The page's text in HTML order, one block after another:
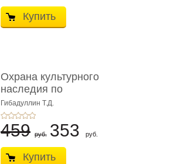
Купить
Охрана культурного
наследия по
европейскому п ...
Гибадуллин Т.Д.
459 руб. 353 руб.
Купить